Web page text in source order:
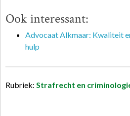
Ook interessant:
Advocaat Alkmaar: Kwaliteit
hulp
Rubriek: Strafrecht en